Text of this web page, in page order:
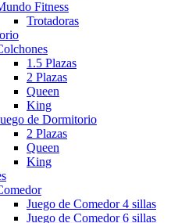
Fitness
Trotadoras
1.5 Plazas
2 Plazas
Queen
King
de Dormitorio
2 Plazas
Queen
King
Juego de Comedor 4 sillas
Juego de Comedor 6 sillas